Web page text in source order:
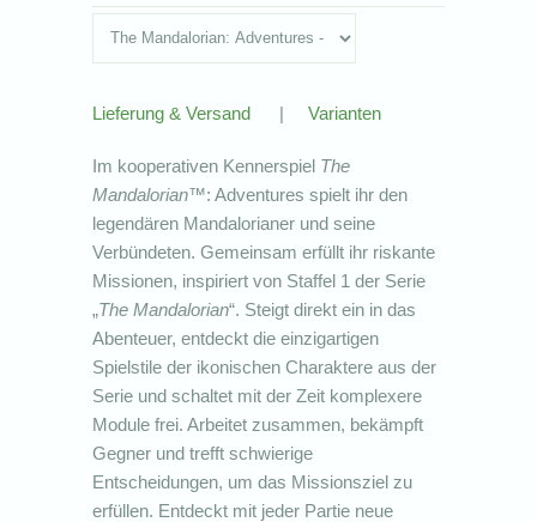
Lieferung & Versand | Varianten
Im kooperativen Kennerspiel The
Mandalorian™: Adventures spielt ihr den
legendären Mandalorianer und seine
Verbündeten. Gemeinsam erfüllt ihr riskante
Missionen, inspiriert von Staffel 1 der Serie
„The Mandalorian“. Steigt direkt ein in das
Abenteuer, entdeckt die einzigartigen
Spielstile der ikonischen Charaktere aus der
Serie und schaltet mit der Zeit komplexere
Module frei. Arbeitet zusammen, bekämpft
Gegner und trefft schwierige
Entscheidungen, um das Missionsziel zu
erfüllen. Entdeckt mit jeder Partie neue